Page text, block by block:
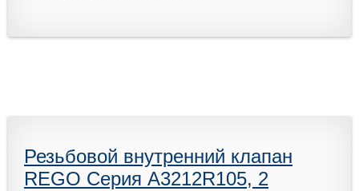
Резьбовой внутренний клапан
REGO Серия A3212R105, 2